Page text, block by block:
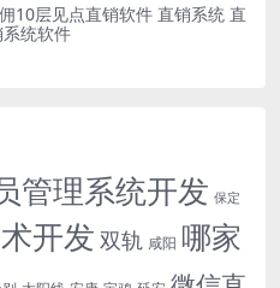
10层见点直销软件 直销系统 直
统软件
管理系统开发 保定
开发 双轨 咸阳 哪家